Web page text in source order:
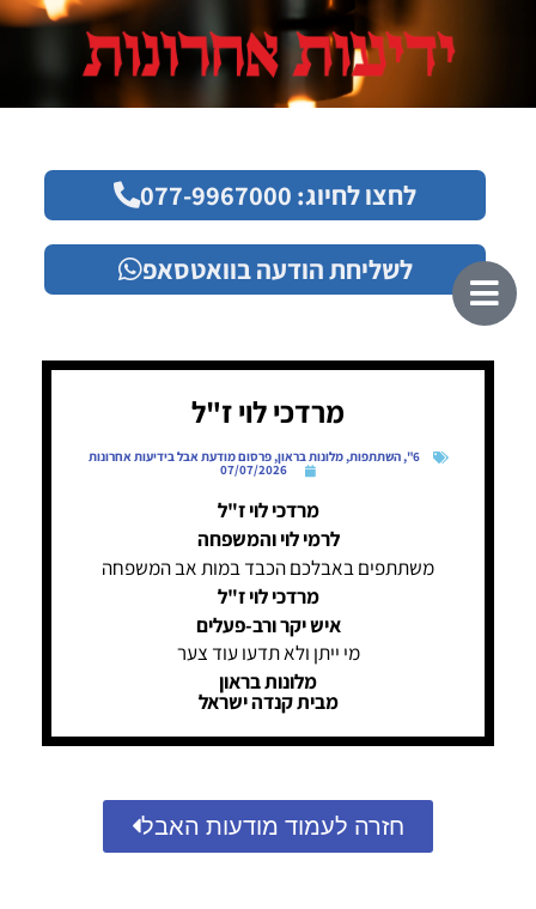
לחצו לחיוג: 077-9967000
לשליחת הודעה בוואטסאפ
מרדכי לוי ז"ל
6"
,השתתפות,מלונות בראון,פרסום מודעת אבל בידיעות אחרונות
07/07/2026
מרדכי לוי ז"ל
לרמי לוי והמשפחה
משתתפים באבלכם הכבד במות אב המשפחה
מרדכי לוי ז"ל
איש יקר ורב-פעלים
מי ייתן ולא תדעו עוד צער
מלונות בראון
מבית קנדה ישראל
חזרה לעמוד מודעות האבל